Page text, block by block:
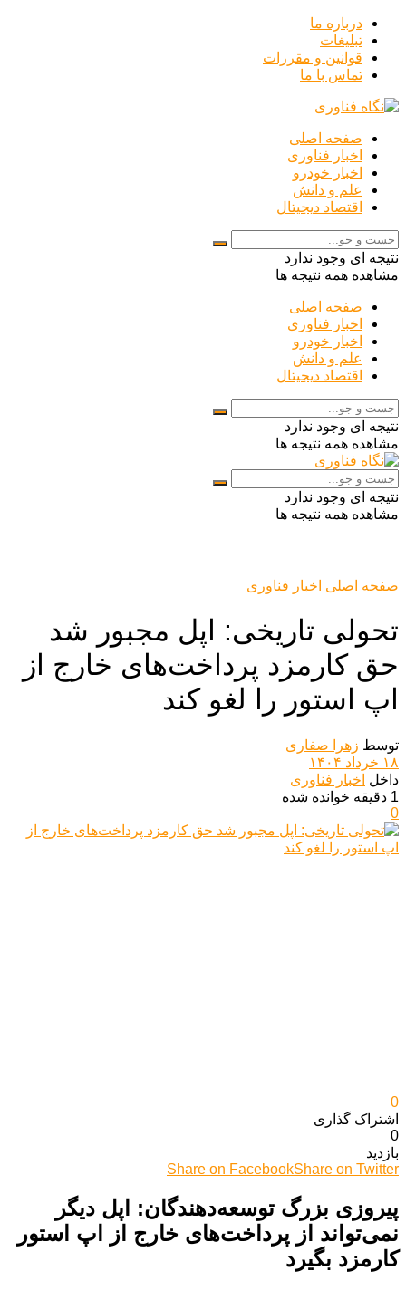
درباره ما
تبلیغات
قوانین و مقررات
تماس با ما
صفحه اصلی
اخبار فناوری
اخبار خودرو
علم و دانش
اقتصاد دیجیتال
نتیجه ای وجود ندارد
مشاهده همه نتیجه ها
صفحه اصلی
اخبار فناوری
اخبار خودرو
علم و دانش
اقتصاد دیجیتال
نتیجه ای وجود ندارد
مشاهده همه نتیجه ها
نتیجه ای وجود ندارد
مشاهده همه نتیجه ها
صفحه اصلی اخبار فناوری
تحولی تاریخی: اپل مجبور شد
حق کارمزد پرداخت‌های خارج از
اپ استور را لغو کند
توسط زهرا صفاری
۱۸ خرداد ۱۴۰۴
داخل اخبار فناوری
1 دقیقه خوانده شده
0
0
اشتراک گذاری‌
0
بازدید
Share on FacebookShare on Twitter
پیروزی بزرگ توسعه‌دهندگان: اپل دیگر
نمی‌تواند از پرداخت‌های خارج از اپ استور
کارمزد بگیرد